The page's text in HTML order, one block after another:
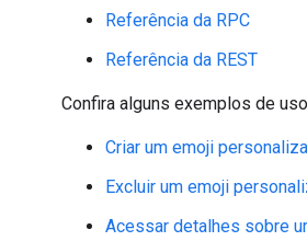
Referência da RPC
Referência da REST
Confira alguns exemplos de
Criar um emoji
Excluir um emoji
Acessar detalhes sobre